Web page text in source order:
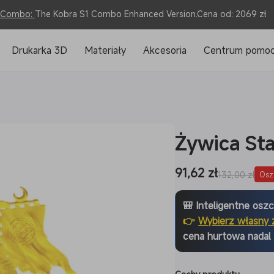
The Kobra S1 Combo Enhanced Version.Cena od: 2069 zł
Drukarka 3D Materiały Akcesoria Centrum
Żywica
Cena
sprzedaży
91,62 zł
Cena
regularna
132,00 zł
🎒 Inteligentne
👉Wybierz własny
cena hurtowa nadal